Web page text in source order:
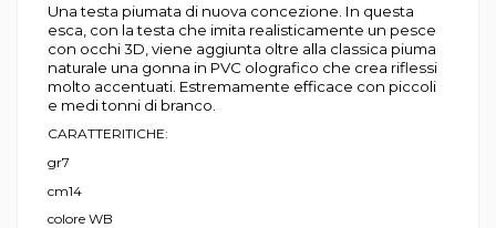
Una testa piumata di nuova concezione. In questa
esca, con la testa che imita realisticamente un pesce
con occhi 3D, viene aggiunta oltre alla classica piuma
naturale una gonna in PVC olografico che crea riflessi
molto accentuati. Estremamente efficace con piccoli
e medi tonni di branco.
CARATTERITICHE:
gr7
cm14
colore WB